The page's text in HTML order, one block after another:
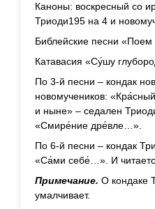
Каноны: воскресный со
Триоди195 на 4 и
Библейские песни
Катавасия «Су́шу
По 3-й песни – кондак
новомучеников:
и ныне» – седален
«Смире́ние дре́вле…».
По 6-й песни – кондак
«Са́ми себе́…». И
Примечание. О кондаке
умалчивает.